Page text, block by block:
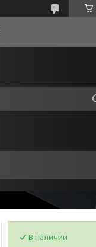
В наличии